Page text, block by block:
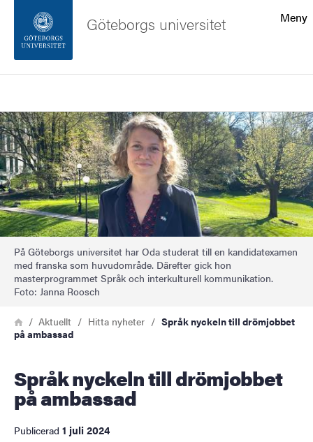
Sidfoten
Om webbplatsen
Meny
Göteborgs universitet
Bild
På Göteborgs universitet har Oda studerat till en kandidatexamen
med franska som huvudområde. Därefter gick hon
masterprogrammet Språk och interkulturell kommunikation.
Foto: Janna Roosch
Länkstig
HemAktuellt Hitta nyheter
Språk nyckeln till drömjobbet
på ambassad
Språk nyckeln till drömjobbet
på ambassad
Publicerad 1 juli 2024